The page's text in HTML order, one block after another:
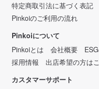
特定商取引法に基づく表記
Pinkoiのご利用の流れ
Pinkoiについて
Pinkoiとは
会社概要
採用情報
出店希望の方は
カスタマーサポート